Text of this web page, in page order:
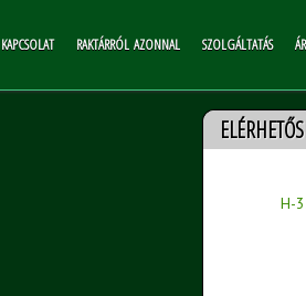
KAPCSOLAT RAKTÁRRÓL AZONNAL SZOLGÁLTATÁS
H-